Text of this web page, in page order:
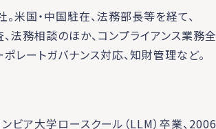
米国・中国駐在、法務部長等を経て、
法務相談のほか、コンプライアンス業務全
レートガバナンス対応、知財管理など。
ア大学ロースクール（LLM）卒業、2006